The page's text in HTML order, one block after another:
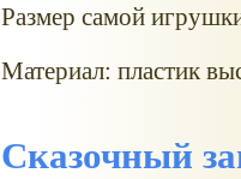
Размер самой
Материал: пластик
Сказочный